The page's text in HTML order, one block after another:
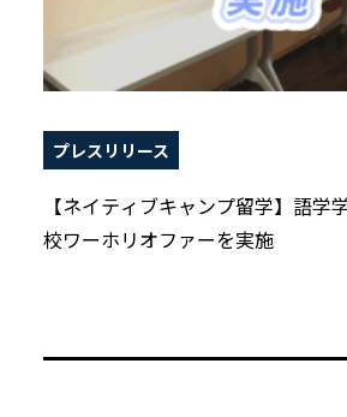
プレスリリース
【ネイティブキャンプ留学】語学
校ワーホリオファーを実施